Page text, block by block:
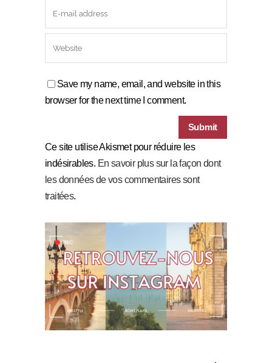
Save my name, email, and website in this
browser for the next time I comment.
Ce site utilise Akismet pour réduire les
indésirables. En savoir plus sur la façon dont
les données de vos commentaires sont
traitées.